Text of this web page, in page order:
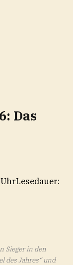
Das
Lesedauer:
Sieger in den
des Jahres“ und